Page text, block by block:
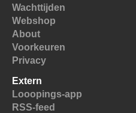
Wachttijden
Webshop
About
Voorkeuren
Privacy
Extern
Looopings-app
RSS-feed